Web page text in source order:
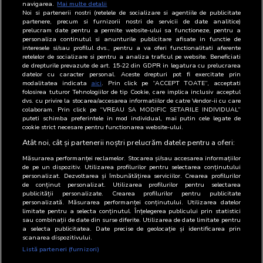
101
DR. ANDREI LASLAU
DEMONTEAZA CELE MAI
RASPANDITE MITURI DIN
SANATATE SI NUTRITIE
platforme
09.01.2025
102
ROMICA TOCIU: GLUME SI
POVESTI AMUZANTE DINTR-O
VIATA PE SCENA | EDITIE
SPECIALA DE SARBATORI
platforme
02.01.2025
navigarea. Mai multe detalii
Noi si partenerii nostri (retelele de socializare si agentiile de publicitate
partenere, precum si furnizorii nostri de servicii de date analitice)
prelucram date pentru a permite website-ului sa functioneze, pentru a
personaliza continutul si anunturile publicitare afisate in functie de
interesele si/sau profilul dvs., pentru a va oferi functionalitati aferente
retelelor de socializare si pentru a analiza traficul pe website. Beneficiati
de drepturile prevazute de art. 15-22 din GDPR in legatura cu prelucrarea
datelor cu caracter personal. Aceste drepturi pot fi exercitate prin
modalitatea indicata aici. Prin click pe “ACCEPT TOATE”, acceptati
folosirea tuturor Tehnologiilor de tip Cookie, care implica inclusiv acceptul
dvs. cu privire la stocarea/accesarea informatiilor de catre Vendor-ii cu care
colaboram. Prin click pe “VREAU SA MODIFIC SETARILE INDIVIDUAL”
puteti schimba preferintele in mod individual, mai putin cele legate de
cookie strict necesare pentru functionarea website-ului.
Atât noi, cât și partenerii noștri prelucrăm datele pentru a oferi:
Măsurarea performanței reclamelor. Stocarea și/sau accesarea informațiilor
de pe un dispozitiv. Utilizarea profilurilor pentru selectarea conținutului
personalizat. Dezvoltarea și îmbunătățirea serviciilor. Crearea profilurilor
de conținut personalizat. Utilizarea profilurilor pentru selectarea
publicității personalizate. Crearea profilurilor pentru publicitate
personalizată. Măsurarea performanței conținutului. Utilizarea datelor
limitate pentru a selecta conținutul. Înțelegerea publicului prin statistici
sau combinații de date din surse diferite. Utilizarea de date limitate pentru
a selecta publicitatea. Date precise de geolocație și identificarea prin
scanarea dispozitivului.
Listă parteneri (furnizori)